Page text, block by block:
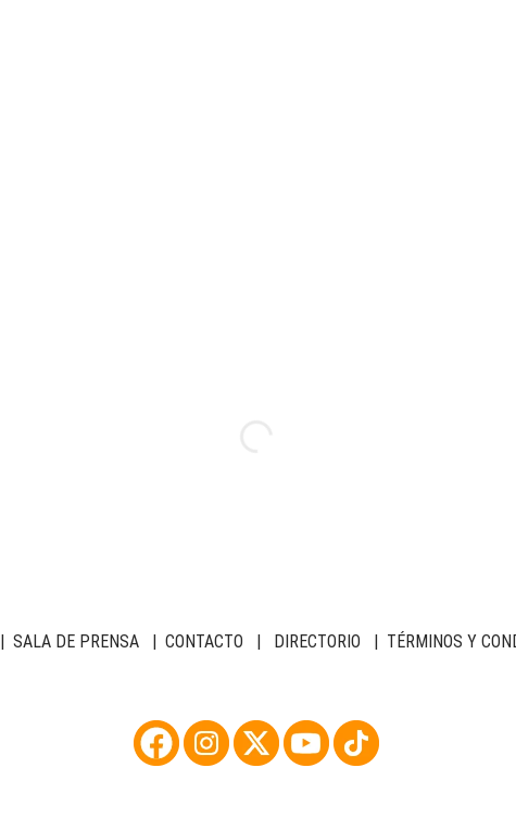
| SALA DE PRENSA | CONTACTO | DIRECTORIO | TÉRMINOS Y